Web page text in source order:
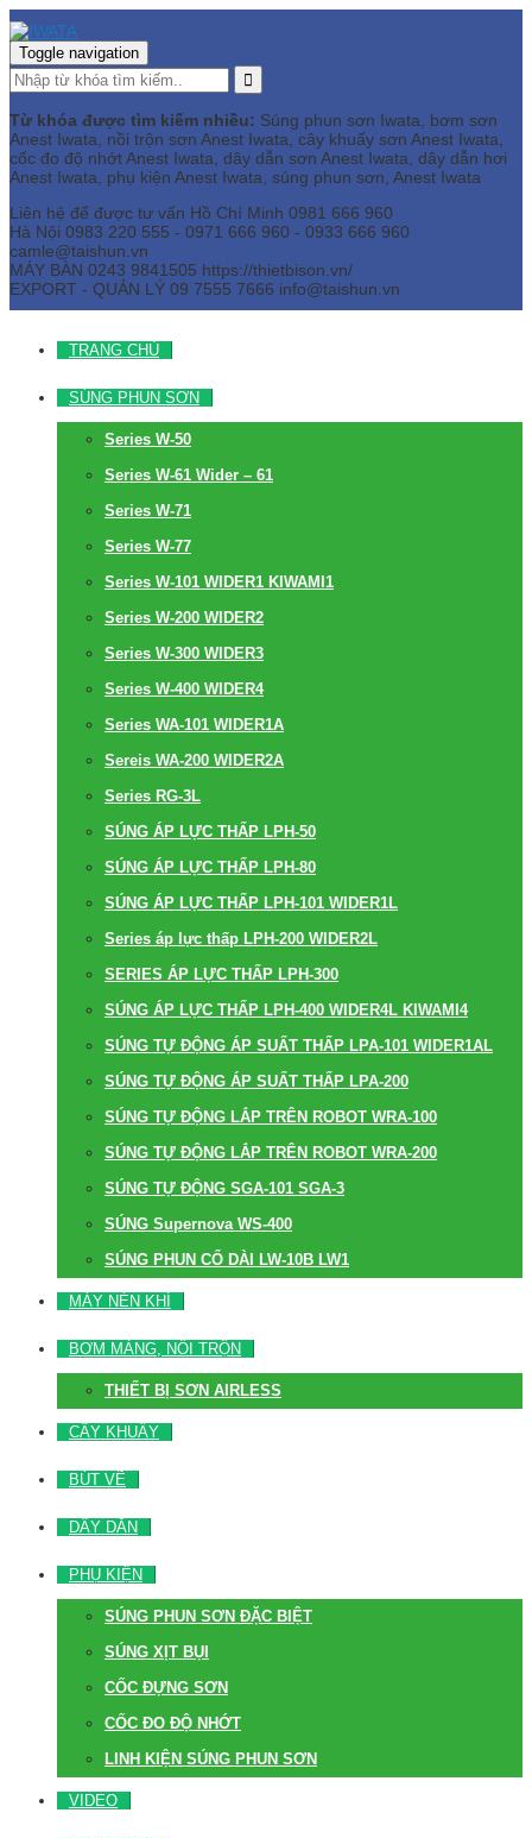
Toggle navigation
Từ khóa được tìm kiếm nhiều: Súng phun sơn Iwata, bơm sơn
Anest Iwata, nồi trộn sơn Anest Iwata, cây khuấy sơn Anest Iwata,
cốc đo độ nhớt Anest Iwata, dây dẫn sơn Anest Iwata, dây dẫn hơi
Anest Iwata, phụ kiện Anest Iwata, súng phun sơn, Anest Iwata
Liên hệ để được tư vấn Hồ Chí Minh 0981 666 960
Hà Nội 0983 220 555 - 0971 666 960 - 0933 666 960
camle@taishun.vn
MÁY BÀN 0243 9841505 https://thietbison.vn/
EXPORT - QUẢN LÝ 09 7555 7666 info@taishun.vn
TRANG CHỦ
SÚNG PHUN SƠN
Series W-50
Series W-61 Wider – 61
Series W-71
Series W-77
Series W-101 WIDER1 KIWAMI1
Series W-200 WIDER2
Series W-300 WIDER3
Series W-400 WIDER4
Series WA-101 WIDER1A
Sereis WA-200 WIDER2A
Series RG-3L
SÚNG ÁP LỰC THẤP LPH-50
SÚNG ÁP LỰC THẤP LPH-80
SÚNG ÁP LỰC THẤP LPH-101 WIDER1L
Series áp lực thấp LPH-200 WIDER2L
SERIES ÁP LỰC THẤP LPH-300
SÚNG ÁP LỰC THẤP LPH-400 WIDER4L KIWAMI4
SÚNG TỰ ĐỘNG ÁP SUẤT THẤP LPA-101 WIDER1AL
SÚNG TỰ ĐỘNG ÁP SUẤT THẤP LPA-200
SÚNG TỰ ĐỘNG LẮP TRÊN ROBOT WRA-100
SÚNG TỰ ĐỘNG LẮP TRÊN ROBOT WRA-200
SÚNG TỰ ĐỘNG SGA-101 SGA-3
SÚNG Supernova WS-400
SÚNG PHUN CỔ DÀI LW-10B LW1
MÁY NÉN KHÍ
BƠM MÀNG, NỒI TRỘN
THIẾT BỊ SƠN AIRLESS
CÂY KHUẤY
BÚT VẼ
DÂY DẪN
PHỤ KIỆN
SÚNG PHUN SƠN ĐẶC BIỆT
SÚNG XỊT BỤI
CỐC ĐỰNG SƠN
CỐC ĐO ĐỘ NHỚT
LINH KIỆN SÚNG PHUN SƠN
VIDEO